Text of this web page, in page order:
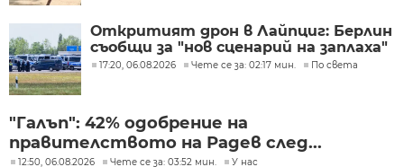
Откритият дрон в Лайпциг: Берлин
съобщи за "нов сценарий на заплаха"
17:20, 06.08.2026 Чете се за: 02:17 мин. По света
"Галъп": 42% одобрение на
правителството на Радев след...
12:50, 06.08.2026 Чете се за: 03:52 мин. У нас